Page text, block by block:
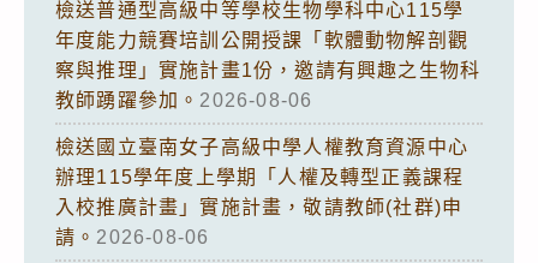
檢送普通型高級中等學校生物學科中心115學
年度能力競賽培訓公開授課「軟體動物解剖觀
察與推理」實施計畫1份，邀請有興趣之生物科
教師踴躍參加。 2026-08-06
檢送國立臺南女子高級中學人權教育資源中心
辦理115學年度上學期「人權及轉型正義課程
入校推廣計畫」實施計畫，敬請教師(社群)申
請。 2026-08-06